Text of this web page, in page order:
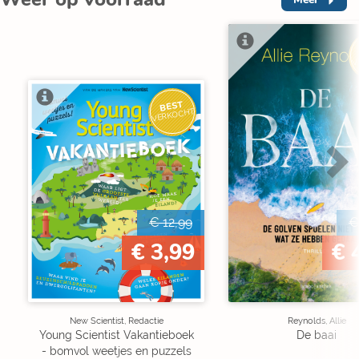
BEST
VERKOCHT
€ 12,99
€ 3,99
New Scientist, Redactie
Young Scientist Vakantieboek
- bomvol weetjes en puzzels
€
€
Reynolds, Allie
De baai